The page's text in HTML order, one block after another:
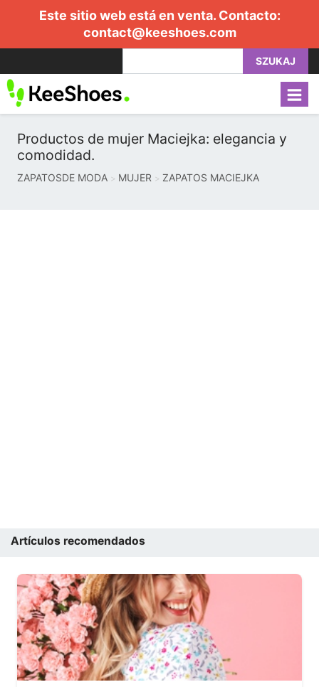
Este sitio web está en venta. Contacto:
contact@keeshoes.com
SZUKAJ
Productos de mujer Maciejka: elegancia y
comodidad.
ZAPATOSDE MODA MUJER ZAPATOS MACIEJKA
Artículos recomendados